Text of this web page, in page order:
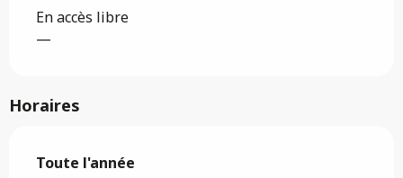
En accès libre
—
Horaires
Toute l'année
Toute l'année